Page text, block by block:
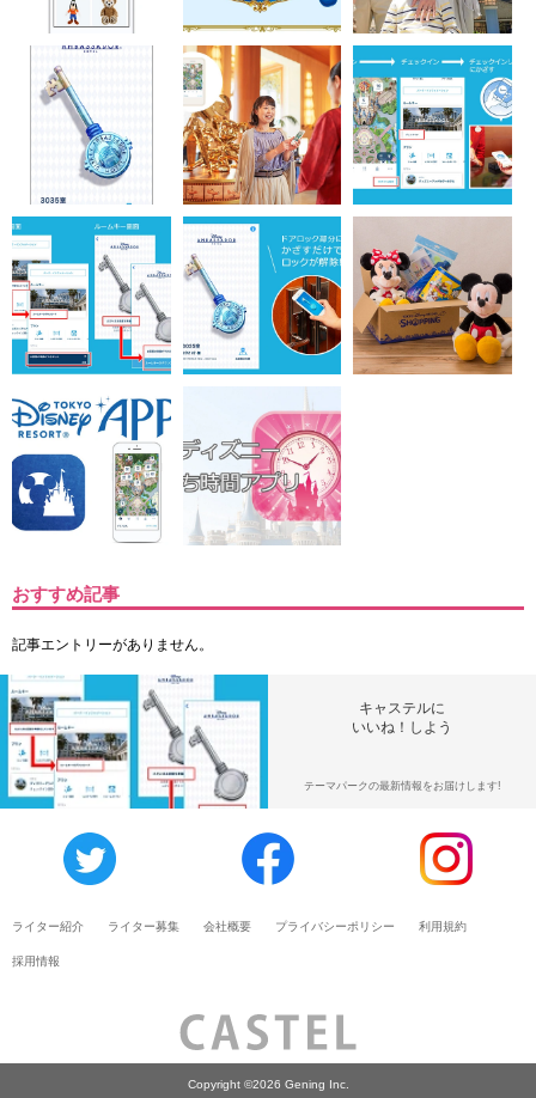
おすすめ記事
記事エントリーがありません。
キャステルに
いいね！しよう
テーマパークの最新情報をお届けします!
ライター紹介 ライター募集 会社概要 プライバシーポリシー 利用規約
採用情報
Copyright ©2026 Gening Inc.